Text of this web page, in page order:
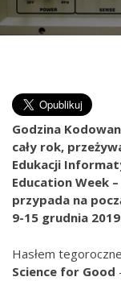
Godzina
cały rok,
Edukacji
Education Week
przypada na
9-15 grudnia
Hasłem
Science for Good